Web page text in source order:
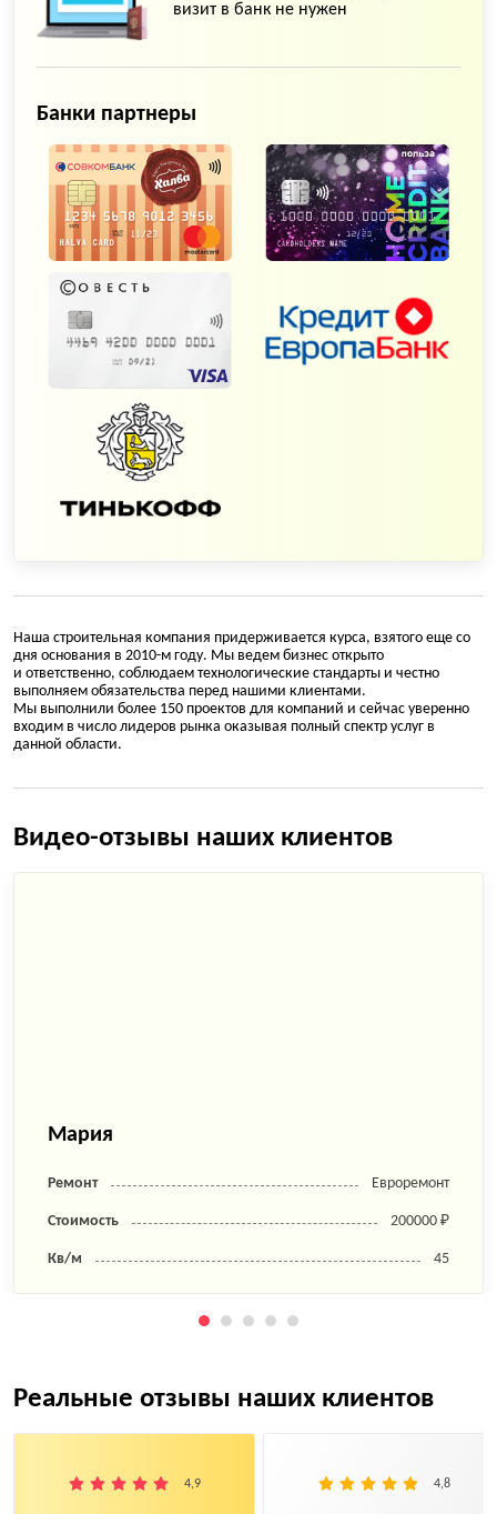
визит в банк не нужен
Банки партнеры
Наша строительная компания придерживается курса, взятого еще со
дня основания в 2010-м году. Мы ведем бизнес открыто
и ответственно, соблюдаем технологические стандарты и честно
выполняем обязательства перед нашими клиентами.
Мы выполнили более 150 проектов для компаний и сейчас уверенно
входим в число лидеров рынка оказывая полный спектр услуг в
данной области.
Видео-отзывы наших клиентов
Мария
Ремонт Евроремонт
Стоимость 200000 ₽
Кв/м 45
Реальные отзывы наших клиентов
4,9 4,8